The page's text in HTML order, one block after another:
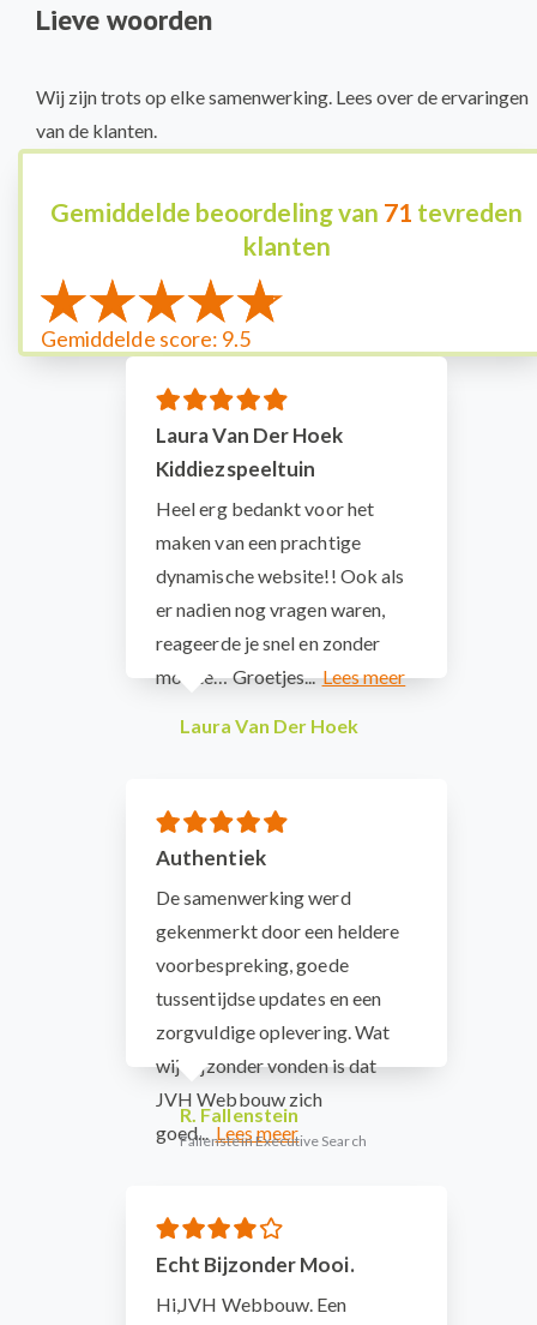
Lieve woorden
Wij zijn trots op elke samenwerking. Lees over de ervaringen
van de klanten.
Gemiddelde beoordeling van 71 tevreden
klanten
Gemiddelde score: 9.5
Laura Van Der Hoek
Kiddiezspeeltuin
Heel erg bedankt voor het
maken van een prachtige
dynamische website!! Ook als
er nadien nog vragen waren,
reageerde je snel en zonder
moeite… Groetjes...
Laura Van Der Hoek
Authentiek
De samenwerking werd
gekenmerkt door een heldere
voorbespreking, goede
tussentijdse updates en een
zorgvuldige oplevering. Wat
wij bijzonder vonden is dat
JVH Webbouw zich
goed...
R. Fallenstein
Fallenstein Executive Search
Echt Bijzonder Mooi.
Hi,JVH Webbouw. Een